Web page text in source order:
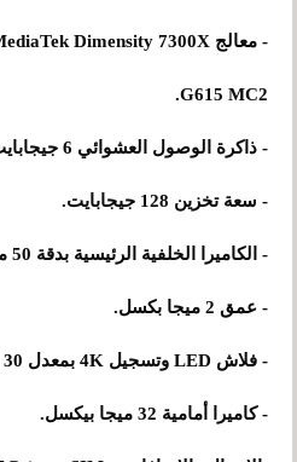
G615 MC2.
- ذاكرة الوصول العشوائي 6 جيجابايت.
- سعة تخزين 128 جيجابايت.
- الكاميرا الخلفية الرئيسية بدقة 50 ميجا بكسل مع PDAF.
- عمق 2 ميجا بكسل.
- فلاش LED وتسجيل 4K بمعدل 30 إطارًا في الثانية.
- كاميرا أمامية 32 ميجا بيكسل.